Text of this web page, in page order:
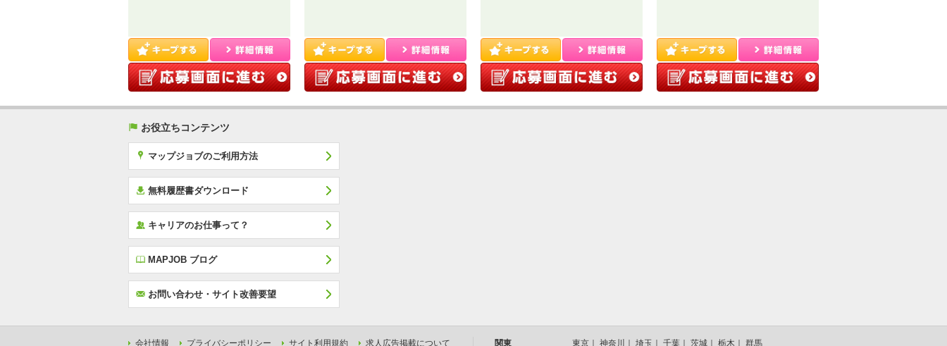
( お役立ちコンテンツ
x マップジョブのご利用方法
í 無料履歴書ダウンロード
‰ キャリアのお仕事って？
E MAPJOB ブログ
F お問い合わせ・サイト改善要望
会社情報 プライバシーポリシー サイト利用規約 求人広告掲載について 関東 東京 神奈川 埼玉 千葉 茨城 栃木 群馬